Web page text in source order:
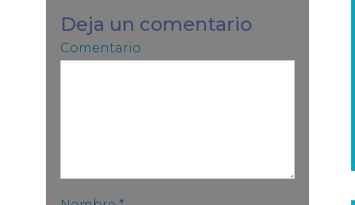
Deja un comentario
Comentario